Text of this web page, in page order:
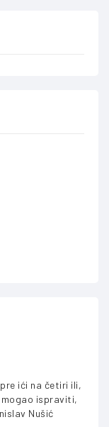
ići na četiri ili,
mogao ispraviti,
Nušić